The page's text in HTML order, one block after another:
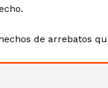
de arrebatos